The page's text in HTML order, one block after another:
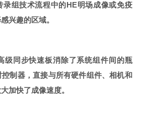
录组技术流程中的HE明场成像或免疫
兴趣的区域。
级同步快速板消除了系统组件间的瓶
制器，直接与所有硬件组件、相机和
加快了成像速度。